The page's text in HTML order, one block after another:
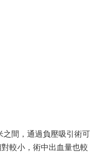
間，通過負壓吸引術可
較小，術中出血量也較